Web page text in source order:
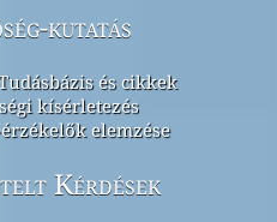
kutatás
és cikkek
kísérletezés
elemzése
Kérdések